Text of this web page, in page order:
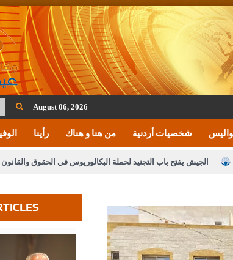
August 06, 2026
رأينا من هنا و هناك شخصيات أردنية
الجيش يفتح باب التجنيد لحملة البكالوريوس في الحقوق والقانون
الصحف اليومية ويؤكد حرص مجلس النواب على شراكة فاعلة مع الإعلام
الملك يلتقي مجموعة من رفاق السلاح من العاهل البحريني
عارف بيك فريحات.. مبارك وبكم تزهو المناصب